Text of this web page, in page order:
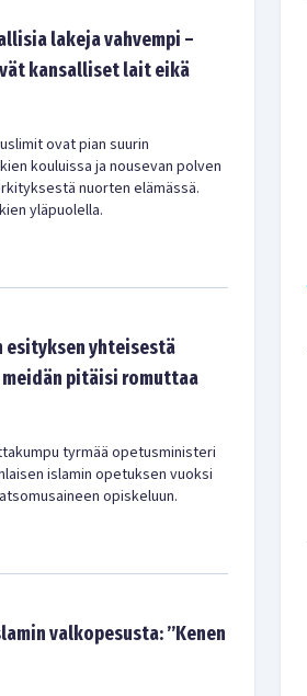
lakeja vahvempi –
kansalliset lait eikä
ovat pian suurin
kouluissa ja nousevan polven
nuorten elämässä.
yläpuolella.
yhteisestä
pitäisi romuttaa
tyrmää opetusministeri
islamin opetuksen vuoksi
opiskeluun.
valkopesusta: ”Kenen